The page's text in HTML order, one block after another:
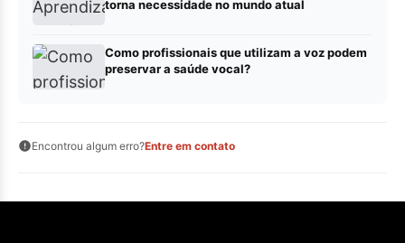
torna necessidade no mundo atual
Como profissionais que utilizam a voz podem
preservar a saúde vocal?
Encontrou algum erro?Entre em contato